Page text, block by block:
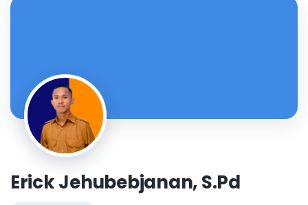
Erick Jehubebjanan, S.Pd